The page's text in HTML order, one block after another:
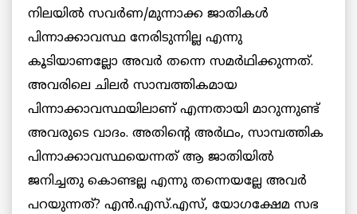
നിലയില്‍ സവര്‍ണ/മുന്നാക്ക ജാതികള്‍
പിന്നാക്കാവസ്ഥ നേരിടുന്നില്ല എന്നു
കൂടിയാണല്ലോ അവര്‍ തന്നെ സമര്‍ഥിക്കുന്നത്.
അവരിലെ ചിലര്‍ സാമ്പത്തികമായ
പിന്നാക്കാവസ്ഥയിലാണ് എന്നതായി മാറുന്നുണ്ട്
അവരുടെ വാദം. അതിന്റെ അര്‍ഥം, സാമ്പത്തിക
പിന്നാക്കാവസ്ഥയെന്നത് ആ ജാതിയില്‍
ജനിച്ചതു കൊണ്ടല്ല എന്നു തന്നെയല്ലേ അവര്‍
പറയുന്നത്? എന്‍.എസ്.എസ്, യോഗക്ഷേമ സഭ